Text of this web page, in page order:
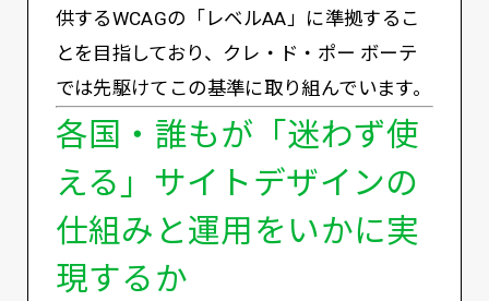
供するWCAGの「レベルAA」に準拠するこ
とを目指しており、クレ・ド・ポー ボーテ
では先駆けてこの基準に取り組んでいます。
各国・誰もが「迷わず使
える」サイトデザインの
仕組みと運用をいかに実
現するか